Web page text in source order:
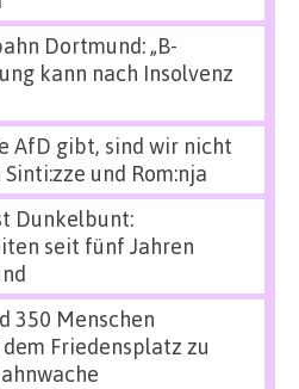
Dortmund: „B-
kann nach Insolvenz
AfD gibt, sind wir nicht
und Rom:nja
Dunkelbunt:
seit fünf Jahren
350 Menschen
Friedensplatz zu